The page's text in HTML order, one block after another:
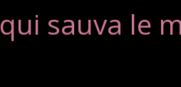
qui sauva le